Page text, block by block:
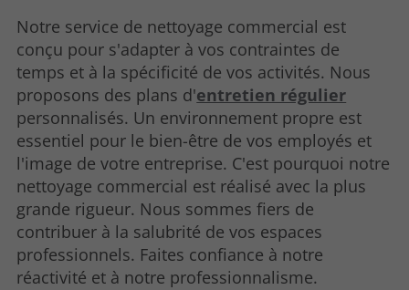
Notre service de nettoyage commercial est
conçu pour s'adapter à vos contraintes de
temps et à la spécificité de vos activités. Nous
proposons des plans d'entretien régulier
personnalisés. Un environnement propre est
essentiel pour le bien-être de vos employés et
l'image de votre entreprise. C'est pourquoi notre
nettoyage commercial est réalisé avec la plus
grande rigueur. Nous sommes fiers de
contribuer à la salubrité de vos espaces
professionnels. Faites confiance à notre
réactivité et à notre professionnalisme.